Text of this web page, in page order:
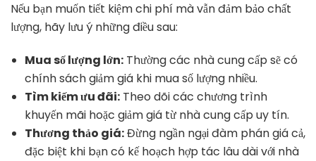
Nếu bạn muốn tiết kiệm chi phí mà vẫn đảm bảo chất
lượng, hãy lưu ý những điều sau:
Mua số lượng lớn: Thường các nhà cung cấp sẽ có
chính sách giảm giá khi mua số lượng nhiều.
Tìm kiếm ưu đãi: Theo dõi các chương trình
khuyến mãi hoặc giảm giá từ nhà cung cấp uy tín.
Thương thảo giá:Đừng ngần ngại đàm phán giá cả,
đặc biệt khi bạn có kế hoạch hợp tác lâu dài với nhà